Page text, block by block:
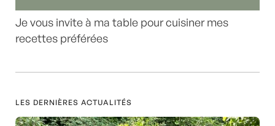
Je vous invite à ma table pour cuisiner mes
recettes préférées
LES DERNIÈRES ACTUALITÉS